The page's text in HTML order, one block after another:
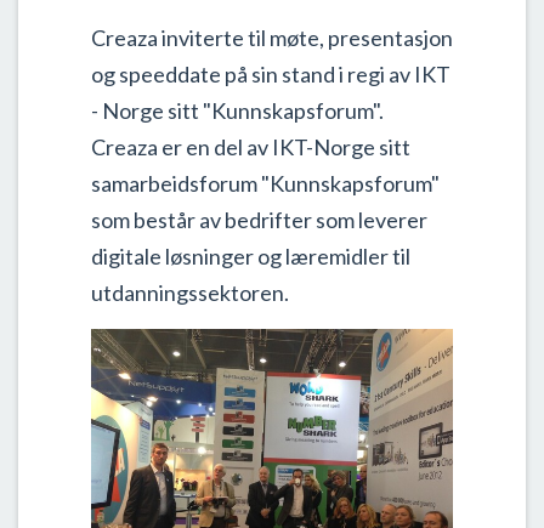
Creaza inviterte til møte, presentasjon
og speeddate på sin stand i regi av IKT
- Norge sitt "Kunnskapsforum".
Creaza er en del av IKT-Norge sitt
samarbeidsforum "Kunnskapsforum"
som består av bedrifter som leverer
digitale løsninger og læremidler til
utdanningssektoren.